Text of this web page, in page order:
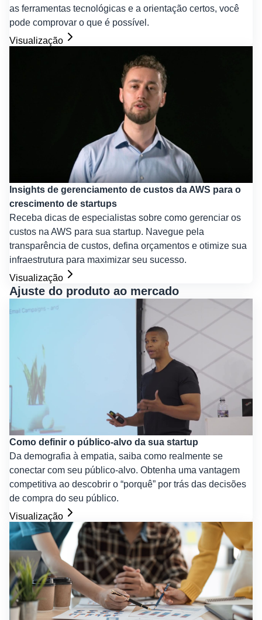
as ferramentas tecnológicas e a orientação certos, você
pode comprovar o que é possível.
Visualização
Insights de gerenciamento de custos da AWS para o
crescimento de startups
Receba dicas de especialistas sobre como gerenciar os
custos na AWS para sua startup. Navegue pela
transparência de custos, defina orçamentos e otimize sua
infraestrutura para maximizar seu sucesso.
Visualização
Ajuste do produto ao mercado
Como definir o público-alvo da sua startup
Da demografia à empatia, saiba como realmente se
conectar com seu público-alvo. Obtenha uma vantagem
competitiva ao descobrir o “porquê” por trás das decisões
de compra do seu público.
Visualização